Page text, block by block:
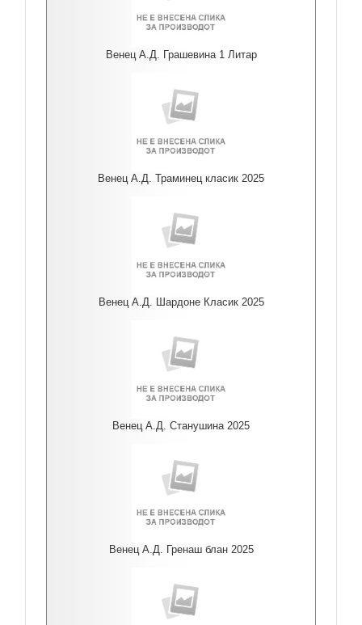
Венец А.Д. Грашевина 1 Литар
Венец А.Д. Траминец класик 2025
Венец А.Д. Шардоне Класик 2025
Венец А.Д. Станушина 2025
Венец А.Д. Гренаш блан 2025